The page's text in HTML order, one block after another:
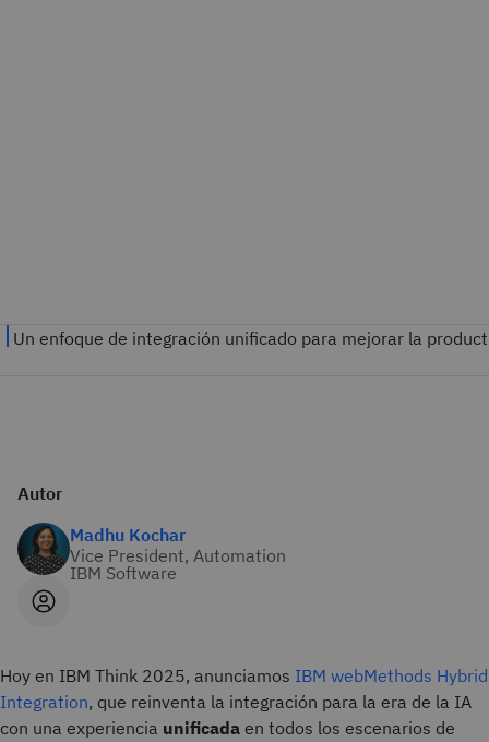
Autor
Madhu Kochar
Vice President, Automation
IBM Software
Hoy en IBM Think 2025, anunciamos IBM webMethods Hybrid
Integration, que reinventa la integración para la era de la IA
con una experiencia unificada en todos los escenarios de